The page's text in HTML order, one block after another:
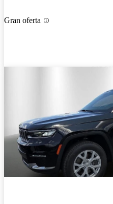
Gran oferta